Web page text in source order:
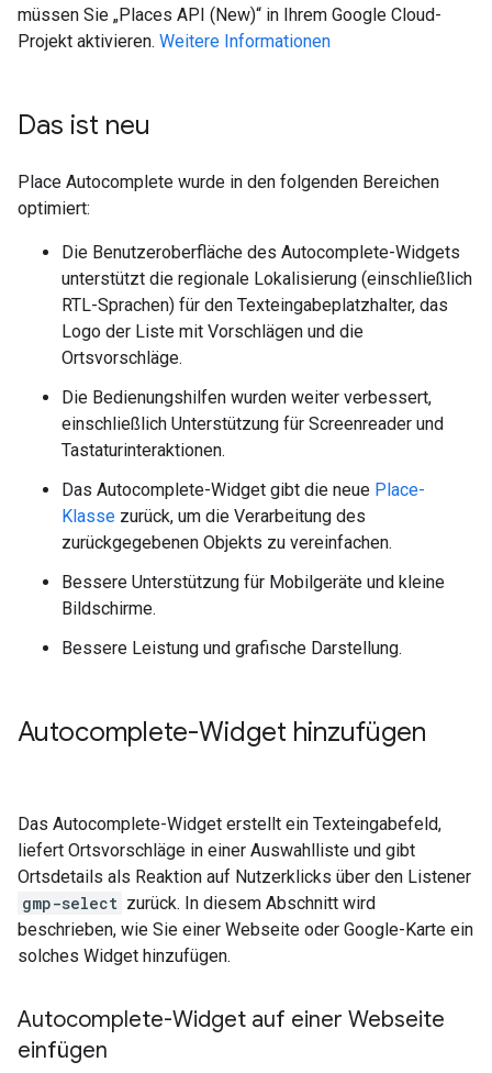
müssen Sie „Places API (New)“ in Ihrem Google Cloud-
Projekt aktivieren. Weitere Informationen
Das ist neu
Place Autocomplete wurde in den folgenden Bereichen
optimiert:
Die Benutzeroberfläche des Autocomplete-Widgets
unterstützt die regionale Lokalisierung (einschließlich
RTL-Sprachen) für den Texteingabeplatzhalter, das
Logo der Liste mit Vorschlägen und die
Ortsvorschläge.
Die Bedienungshilfen wurden weiter verbessert,
einschließlich Unterstützung für Screenreader und
Tastaturinteraktionen.
Das Autocomplete-Widget gibt die neue Place-
Klasse zurück, um die Verarbeitung des
zurückgegebenen Objekts zu vereinfachen.
Bessere Unterstützung für Mobilgeräte und kleine
Bildschirme.
Bessere Leistung und grafische Darstellung.
Autocomplete-Widget hinzufügen
Das Autocomplete-Widget erstellt ein Texteingabefeld,
liefert Ortsvorschläge in einer Auswahlliste und gibt
Ortsdetails als Reaktion auf Nutzerklicks über den Listener
gmp-select zurück. In diesem Abschnitt wird
beschrieben, wie Sie einer Webseite oder Google-Karte ein
solches Widget hinzufügen.
Autocomplete-Widget auf einer Webseite
einfügen